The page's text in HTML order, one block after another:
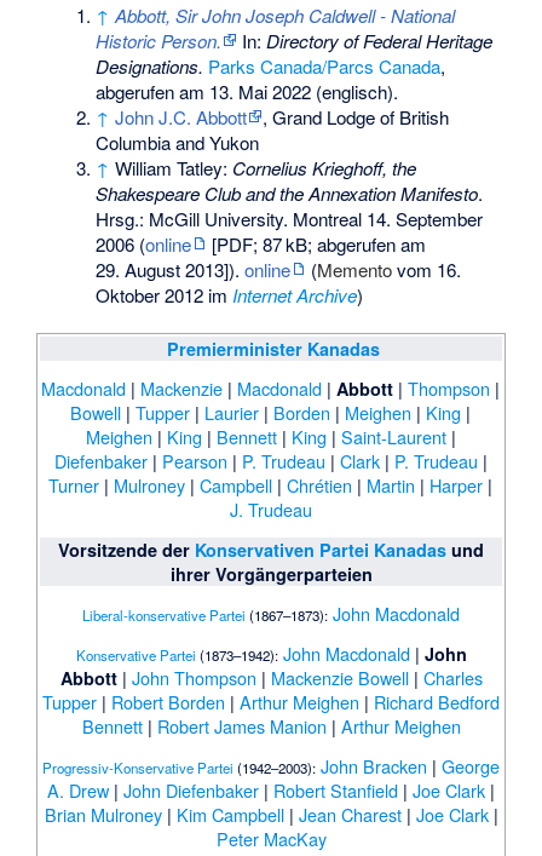
↑ Abbott, Sir John Joseph Caldwell - National
Historic Person.
In:Directory of Federal Heritage
Designations. Parks Canada/Parcs Canada,
abgerufen am 13. Mai 2022 (englisch).
↑ John J.C. Abbott
, Grand Lodge of British
Columbia and Yukon
↑ William Tatley: Cornelius Krieghoff, the
Shakespeare Club and the Annexation Manifesto.
Hrsg.: McGill University. Montreal 14. September
2006 (online [PDF;87kB; abgerufen am
29. August 2013]). online (Mementovom 16.
Oktober 2012 im Internet Archive)
Premierminister Kanadas
Macdonald | Mackenzie | Macdonald |Abbott |Thompson |
Bowell |Tupper | Laurier | Borden | Meighen | King |
Meighen | King | Bennett| King | Saint-Laurent|
Diefenbaker| Pearson | P. Trudeau | Clark| P. Trudeau |
Turner | Mulroney |Campbell |Chrétien | Martin | Harper |
J. Trudeau
Vorsitzende der Konservativen Partei Kanadas und
ihrer Vorgängerparteien
Liberal-konservative Partei (1867–1873): John Macdonald
Konservative Partei (1873–1942): John Macdonald| John
Abbott| John Thompson | Mackenzie Bowell| Charles
Tupper | Robert Borden | Arthur Meighen | Richard Bedford
Bennett| Robert James Manion | Arthur Meighen
Progressiv-Konservative Partei (1942–2003): John Bracken | George
A. Drew | John Diefenbaker | Robert Stanfield | Joe Clark |
Brian Mulroney| Kim Campbell| Jean Charest| Joe Clark|
Peter MacKay